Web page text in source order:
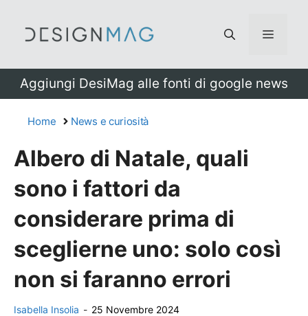
Menu
Aggiungi DesiMag alle fonti di google news
Home News e curiosità
Albero di Natale, quali
sono i fattori da
considerare prima di
sceglierne uno: solo così
non si faranno errori
Isabella Insolia - 25 Novembre 2024